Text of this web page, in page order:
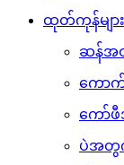
ထုတ်ကုန်များ
ဆန်အ
ကော
ကော်
ပဲအတွ